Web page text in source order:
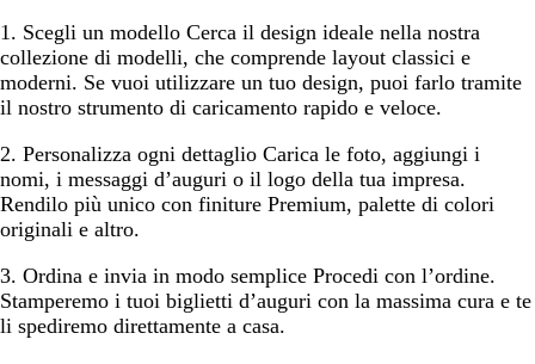
1. Scegli un modello Cerca il design ideale nella nostra
collezione di modelli, che comprende layout classici e
moderni. Se vuoi utilizzare un tuo design, puoi farlo tramite
il nostro strumento di caricamento rapido e veloce.
2. Personalizza ogni dettaglio Carica le foto, aggiungi i
nomi, i messaggi d’auguri o il logo della tua impresa.
Rendilo più unico con finiture Premium, palette di colori
originali e altro.
3. Ordina e invia in modo semplice Procedi con l’ordine.
Stamperemo i tuoi biglietti d’auguri con la massima cura e te
li spediremo direttamente a casa.